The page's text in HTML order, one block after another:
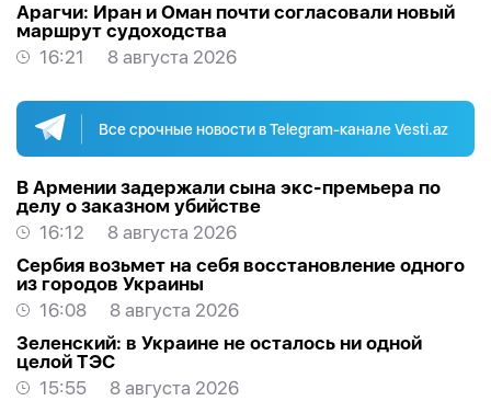
Арагчи: Иран и Оман почти согласовали новый
маршрут судоходства
16:21
8 августа 2026
Все срочные новости в Telegram-канале Vesti.az
В Армении задержали сына экс-премьера по
делу о заказном убийстве
16:12
8 августа 2026
Сербия возьмет на себя восстановление одного
из городов Украины
16:08
8 августа 2026
Зеленский: в Украине не осталось ни одной
целой ТЭС
15:55
8 августа 2026